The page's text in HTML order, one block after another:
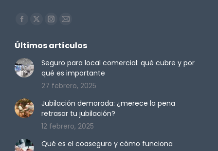
Encuéntranos en:
Facebook
opens
in
new
window
X
opens
in
new
window
Instagram
opens
in
new
window
Mail
opens
in
new
window
Últimos artículos
Seguro para local comercial: qué cubre y por
qué es importante
27 febrero, 2025
Jubilación demorada: ¿merece la pena
retrasar tu jubilación?
12 febrero, 2025
Qué es el coaseguro y cómo funciona